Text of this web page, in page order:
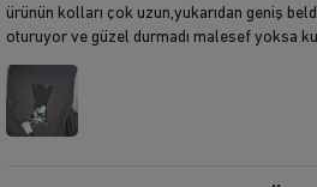
ürünün kolları çok uzun,yukarıdan geniş
oturuyor ve güzel durmadı malesef yoksa